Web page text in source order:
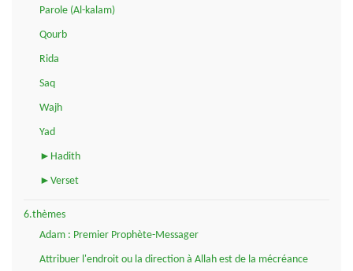
Parole (Al-kalam)
Qourb
Rida
Saq
Wajh
Yad
►Hadith
►Verset
6.thèmes
Adam : Premier Prophète-Messager
Attribuer l'endroit ou la direction à Allah est de la mécréance